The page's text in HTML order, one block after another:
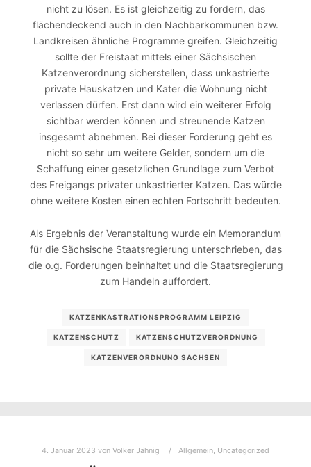
nicht zu lösen. Es ist gleichzeitig zu fordern, das
flächendeckend auch in den Nachbarkommunen bzw.
Landkreisen ähnliche Programme greifen. Gleichzeitig
sollte der Freistaat mittels einer Sächsischen
Katzenverordnung sicherstellen, dass unkastrierte
private Hauskatzen und Kater die Wohnung nicht
verlassen dürfen. Erst dann wird ein weiterer Erfolg
sichtbar werden können und streunende Katzen
insgesamt abnehmen. Bei dieser Forderung geht es
nicht so sehr um weitere Gelder, sondern um die
Schaffung einer gesetzlichen Grundlage zum Verbot
des Freigangs privater unkastrierter Katzen. Das würde
ohne weitere Kosten einen echten Fortschritt bedeuten.
Als Ergebnis der Veranstaltung wurde ein Memorandum
für die Sächsische Staatsregierung unterschrieben, das
die o.g. Forderungen beinhaltet und die Staatsregierung
zum Handeln auffordert.
KATZENKASTRATIONSPROGRAMM LEIPZIG
KATZENSCHUTZ KATZENSCHUTZVERORDNUNG
KATZENVERORDNUNG SACHSEN
4. Januar 2023 von Volker Jähnig Allgemein Uncategorized